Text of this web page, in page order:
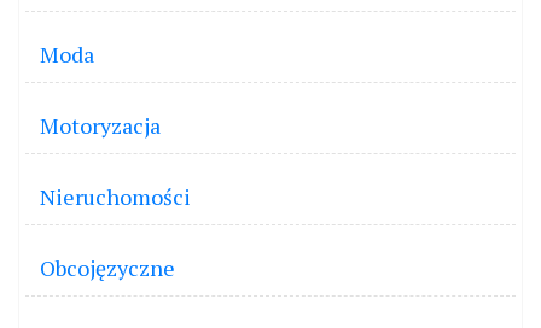
Moda
Motoryzacja
Nieruchomości
Obcojęzyczne